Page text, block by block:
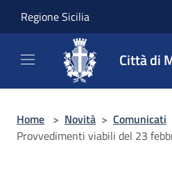
Regione Sicilia
Città di
Home > Novità > Comunicati
Provvedimenti viabili del 23